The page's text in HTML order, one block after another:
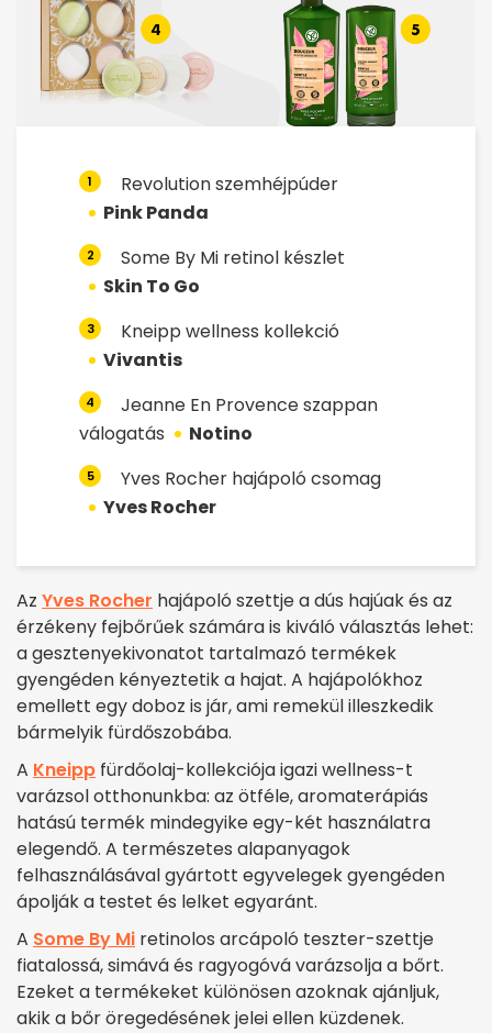
1
Revolution szemhéjpúder
Pink Panda
2
Some By Mi retinol készlet
Skin To Go
3
Kneipp wellness kollekció
Vivantis
4
Jeanne En Provence szappan
válogatás
Notino
5
Yves Rocher hajápoló csomag
Yves Rocher
Az Yves Rocher hajápoló szettje a dús hajúak és az
érzékeny fejbőrűek számára is kiváló választás lehet:
a gesztenyekivonatot tartalmazó termékek
gyengéden kényeztetik a hajat. A hajápolókhoz
emellett egy doboz is jár, ami remekül illeszkedik
bármelyik fürdőszobába.
A Kneipp fürdőolaj-kollekciója igazi wellness-t
varázsol otthonunkba: az ötféle, aromaterápiás
hatású termék mindegyike egy-két használatra
elegendő. A természetes alapanyagok
felhasználásával gyártott egyvelegek gyengéden
ápolják a testet és lelket egyaránt.
A Some By Mi retinolos arcápoló teszter-szettje
fiatalossá, simává és ragyogóvá varázsolja a bőrt.
Ezeket a termékeket különösen azoknak ajánljuk,
akik a bőr öregedésének jelei ellen küzdenek.